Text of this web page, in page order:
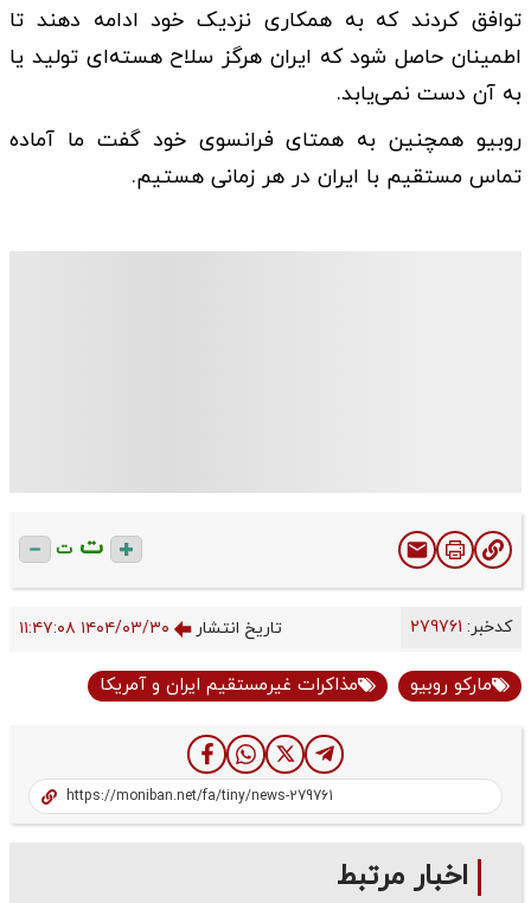
توافق کردند که به همکاری نزدیک خود ادامه دهند تا
اطمینان حاصل شود که ایران هرگز سلاح هسته‌ای تولید یا
به آن دست نمی‌یابد.
روبیو همچنین به همتای فرانسوی خود گفت ما آماده
تماس مستقیم با ایران در هر زمانی هستیم.
ت ت
کدخبر: تاریخ انتشار ۱۴۰۴/۰۳/۳۰ ۱۱:۴۷:۰۸
مارکو روبیو مذاکرات غیرمستقیم ایران و آمریکا
اخبار مرتبط